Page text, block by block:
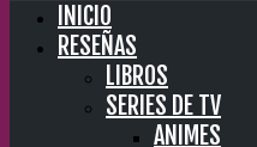
INICIO
RESEÑAS
LIBROS
SERIES DE TV
ANIMES